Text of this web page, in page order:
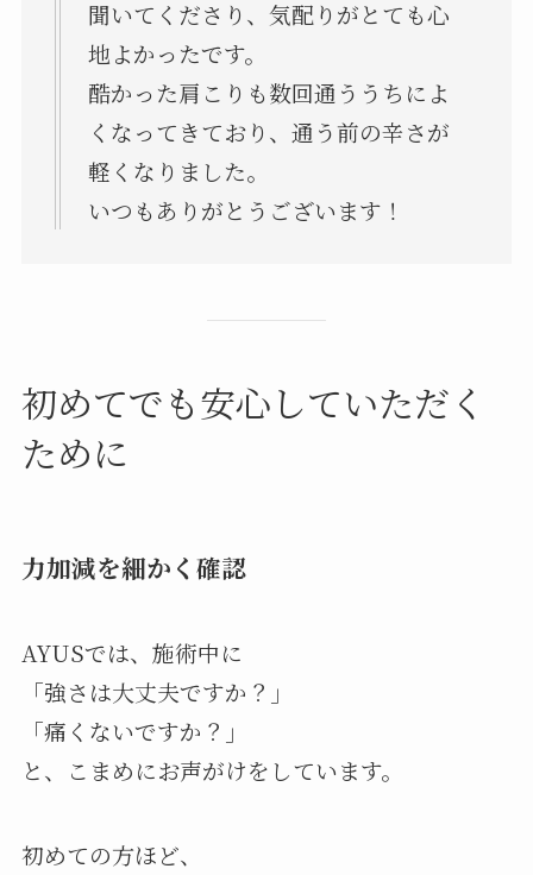
聞いてくださり、気配りがとても心
地よかったです。
酷かった肩こりも数回通ううちによ
くなってきており、通う前の辛さが
軽くなりました。
いつもありがとうございます！
初めてでも安心していただく
ために
力加減を細かく確認
AYUSでは、施術中に
「強さは大丈夫ですか？」
「痛くないですか？」
と、こまめにお声がけをしています。
初めての方ほど、